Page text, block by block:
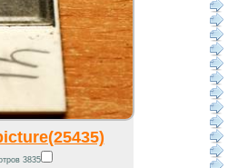
3835